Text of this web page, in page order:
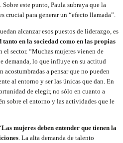
este punto, Paula subraya que la
crucial para generar un “efecto llamada”.
alcanzar esos puestos de liderazgo, es
en la sociedad como en las propias
el sector. “Muchas mujeres vienen de
demanda, lo que influye en su actitud
acostumbradas a pensar que no pueden
al entorno y ser las únicas que dan. En
de elegir, no sólo en cuanto a
sobre el entorno y las actividades que le
Las mujeres deben entender que tienen la
. La alta demanda de talento